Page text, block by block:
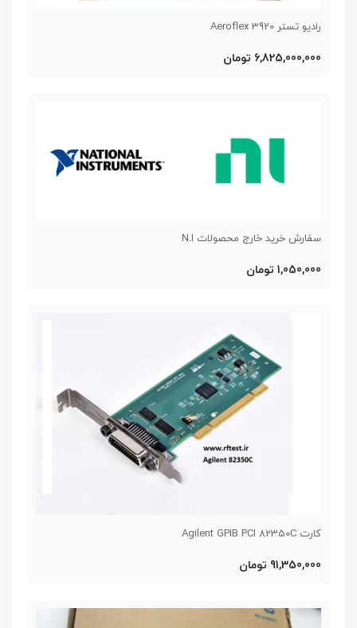
رادیو تستر Aeroflex 3920
6,825,000,000 تومان
سفارش خرید خارج محصولات N.I
1,050,000 تومان
کارت Agilent GPIB PCI 82350C
91,350,000 تومان